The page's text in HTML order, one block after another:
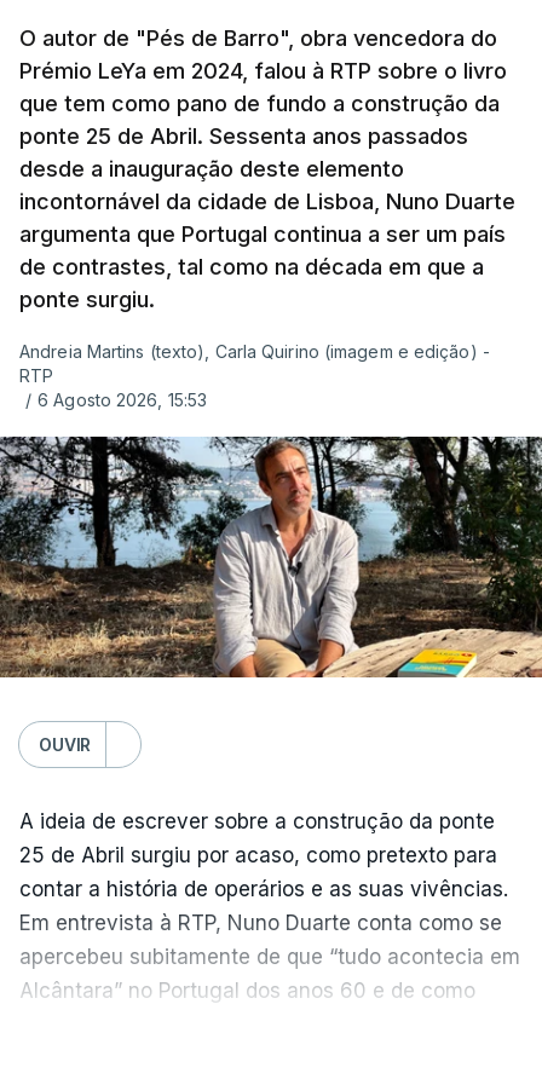
O autor de "Pés de Barro", obra vencedora do
Prémio LeYa em 2024, falou à RTP sobre o livro
que tem como pano de fundo a construção da
ponte 25 de Abril. Sessenta anos passados
desde a inauguração deste elemento
incontornável da cidade de Lisboa, Nuno Duarte
argumenta que Portugal continua a ser um país
de contrastes, tal como na década em que a
ponte surgiu.
Andreia Martins (texto), Carla Quirino (imagem e edição) -
RTP
/ 6 Agosto 2026, 15:53
OUVIR
A ideia de escrever sobre a construção da ponte
25 de Abril surgiu por acaso, como pretexto para
contar a história de operários e as suas vivências.
Em entrevista à RTP, Nuno Duarte conta como se
apercebeu subitamente de que “tudo acontecia em
Alcântara” no Portugal dos anos 60 e de como